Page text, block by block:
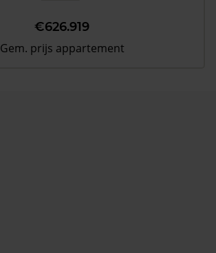
€626.919
Gem. prijs appartement